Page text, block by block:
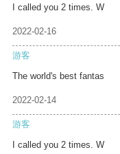
I called you 2 times. W
2022-02-16
游客
The world's best fantas
2022-02-14
游客
I called you 2 times. W